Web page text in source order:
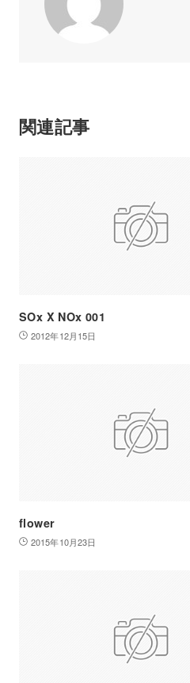
関連記事
SOx X NOx 001
2012年12月15日
flower
2015年10月23日